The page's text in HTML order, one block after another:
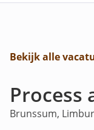
Bekijk alle
Process
Brunssum,